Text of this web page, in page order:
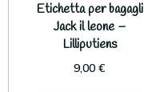
Etichetta per bagagli
Jack il leone –
Lilliputiens
9,00 €